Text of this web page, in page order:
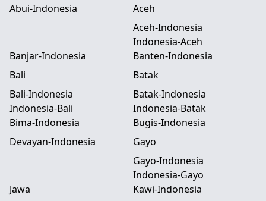
Abui-Indonesia
Aceh
Aceh-Indonesia
Indonesia-Aceh
Banjar-Indonesia
Banten-Indonesia
Bali
Bali-Indonesia
Indonesia-Bali
Batak
Batak-Indonesia
Indonesia-Batak
Bima-Indonesia
Bugis-Indonesia
Devayan-Indonesia
Gayo
Gayo-Indonesia
Indonesia-Gayo
Jawa
Kawi-Indonesia